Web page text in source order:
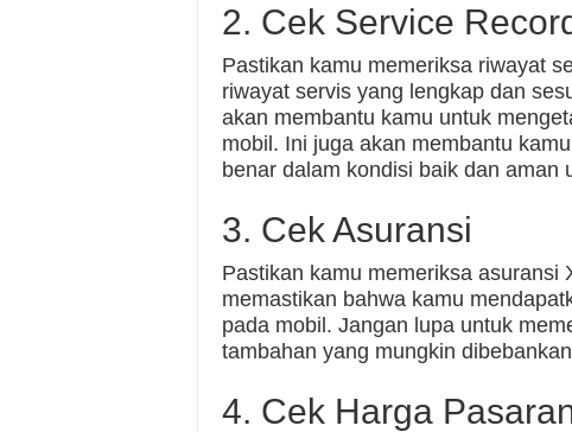
2. Cek Service
Pastikan kamu memeriksa riwayat
riwayat servis yang lengkap dan
akan membantu kamu untuk
mobil. Ini juga akan membantu
benar dalam kondisi baik dan aman
3. Cek Asuransi
Pastikan kamu memeriksa asuransi
memastikan bahwa kamu
pada mobil. Jangan lupa untuk
tambahan yang mungkin
4. Cek Harga